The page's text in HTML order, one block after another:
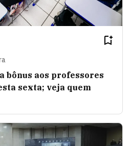
bônus aos professores
sexta; veja quem